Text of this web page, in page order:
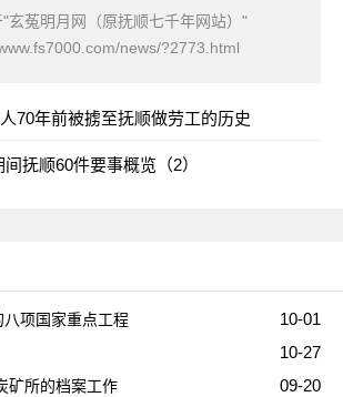
玄菟明月网（原抚顺七千年网站）"
news/?2773.html
70年前被掳至抚顺做劳工的历史
抚顺60件要事概览（2）
10-01
八项国家重点工程
10-27
09-20
矿所的档案工作